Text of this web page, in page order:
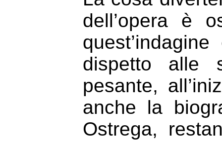
dell’opera è
dispetto alle
pesante,
anche la
Ostrega,